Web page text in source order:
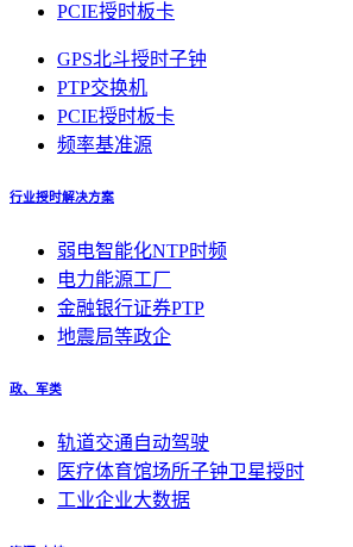
PCIE授时板卡
GPS北斗授时子钟
PTP交换机
PCIE授时板卡
频率基准源
行业授时解决方案
弱电智能化NTP时频
电力能源工厂
金融银行证券PTP
地震局等政企
政、军类
轨道交通自动驾驶
医疗体育馆场所子钟卫星授时
工业企业大数据